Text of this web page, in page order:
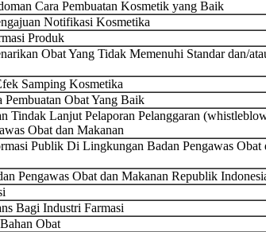
Cara Pembuatan Kosmetik yang Baik
Notifikasi Kosmetika
Produk
Obat Yang Tidak Memenuhi Standar dan/
Samping Kosmetika
Pembuatan Obat Yang Baik
Tindak Lanjut Pelaporan Pelanggaran
Obat dan Makanan
Publik Di Lingkungan Badan Pengawas Obat
Pengawas Obat dan Makanan Republik
Bagi Industri Farmasi
Obat